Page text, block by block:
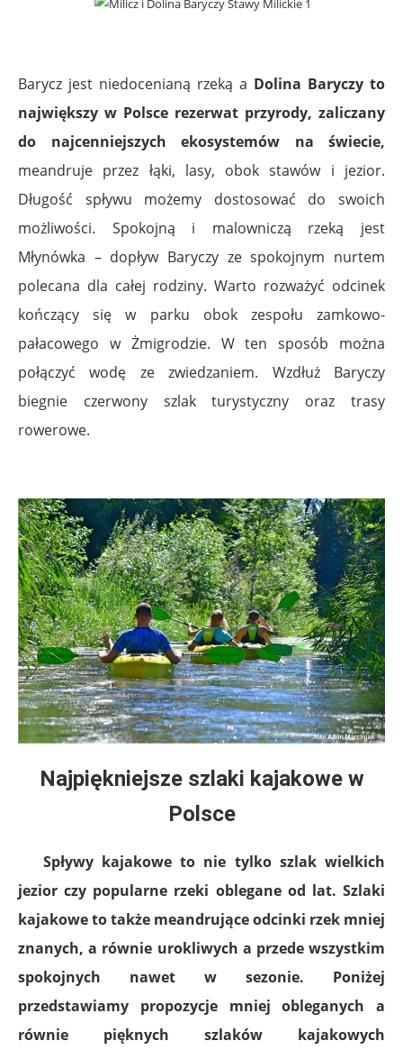
Barycz jest niedocenianą rzeką a Dolina Baryczy to
największy w Polsce rezerwat przyrody, zaliczany
do najcenniejszych ekosystemów na świecie,
meandruje przez łąki, lasy, obok stawów i jezior.
Długość spływu możemy dostosować do swoich
możliwości. Spokojną i malowniczą rzeką jest
Młynówka – dopływ Baryczy ze spokojnym nurtem
polecana dla całej rodziny. Warto rozważyć odcinek
kończący się w parku obok zespołu zamkowo-
pałacowego w Żmigrodzie. W ten sposób można
połączyć wodę ze zwiedzaniem. Wzdłuż Baryczy
biegnie czerwony szlak turystyczny oraz trasy
rowerowe.
Najpiękniejsze szlaki kajakowe w
Polsce
Spływy kajakowe to nie tylko szlak wielkich
jezior czy popularne rzeki oblegane od lat. Szlaki
kajakowe to także meandrujące odcinki rzek mniej
znanych, a równie urokliwych a przede wszystkim
spokojnych nawet w sezonie. Poniżej
przedstawiamy propozycje mniej obleganych a
równie pięknych szlaków kajakowych